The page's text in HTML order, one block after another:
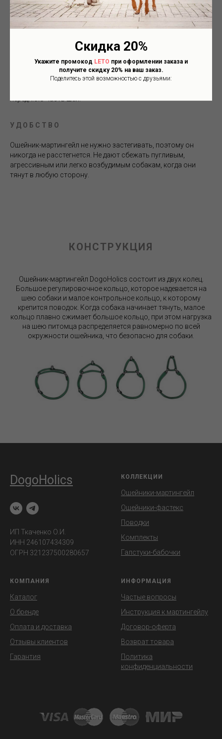
Скидка 20%
Укажите промокод LETO при оформлении заказа и
получите скидку 20% на ваш заказ.
Поделитесь этой возможностью с друзьями:
послушание и воспитание.
Б Е З О П А С Н О С Т Ь
При натяжении поводка, ошейники-мартингейлы не
оказывают давления на трахею собаки, распределяя
переднюю часть шеи.
У Д О Б С Т В О
Ошейник-мартингейл не нужно застегивать, поэтому он
никогда не расстегнется. Не дают сбежать пугливым,
агрессивным или легко возбудимым собакам, когда они
тянут в любую сторону.
КОНСТРУКЦИЯ
Ошейник-мартингейл DogoHolics состоит из двух колец.
Большое регулировочное кольцо, которое надевается на
шею собаки и малое контрольное кольцо, к которому
крепится поводок. Когда собака начинает тянуть, малое
кольцо плавно сжимает большое кольцо, при этом нагрузка
на шею питомца распределяется равномерно по всей
окружности ошейника, что безопасно для собаки.
DogoHolics
ИП Ткаченко О.И.
ИНН 246107434309
ОГРН 321237500280657
КОЛЛЕКЦИИ
Ошейники-мартингейл
Ошейники-фастекс
Поводки
Комплекты
Галстуки-бабочки
КОМПАНИЯ
Каталог
О бренде
Оплата и доставка
Отзывы клиентов
Гарантия
ИНФОРМАЦИЯ
Частые вопросы
Инструкция к мартингейлу
Договор-оферта
Возврат товара
Политика
конфиденциальности